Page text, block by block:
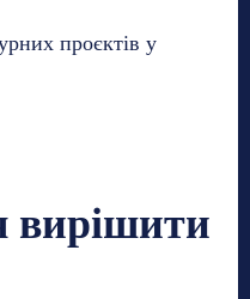
проєктів у
вирішити